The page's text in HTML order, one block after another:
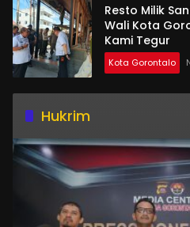
Resto Milik
Wali Kota
Kami Tegur
Kota Gorontalo
Hukrim